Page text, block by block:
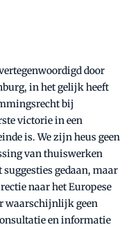
door
in het gelijk heeft
bij
victorie in een
is. We zijn heus geen
van thuiswerken
gedaan, maar
naar het Europese
waarschijnlijk geen
en informatie